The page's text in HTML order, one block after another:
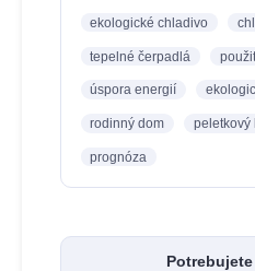
ekologické chladivo
tepelné čerpadlá
úspora energií
rodinný dom peletkový
prognóza